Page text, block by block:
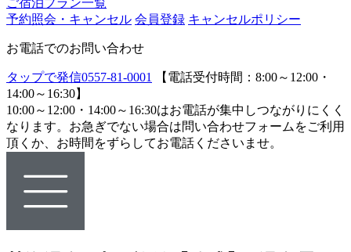
ご宿泊プラン一覧
予約照会・キャンセル 会員登録 キャンセルポリシー
お電話でのお問い合わせ
タップで発信0557-81-0001
【電話受付時間：8:00～12:00・
14:00～16:30】
10:00～12:00・14:00～16:30はお電話が集中しつながりにくく
なります。お急ぎでない場合は問い合わせフォームをご利用
頂くか、お時間をずらしてお電話くださいませ。